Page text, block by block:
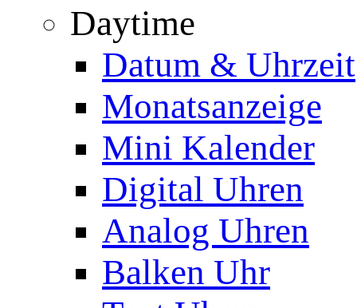
Daytime
Datum & Uhrzeit
Monatsanzeige
Mini Kalender
Digital Uhren
Analog Uhren
Balken Uhr